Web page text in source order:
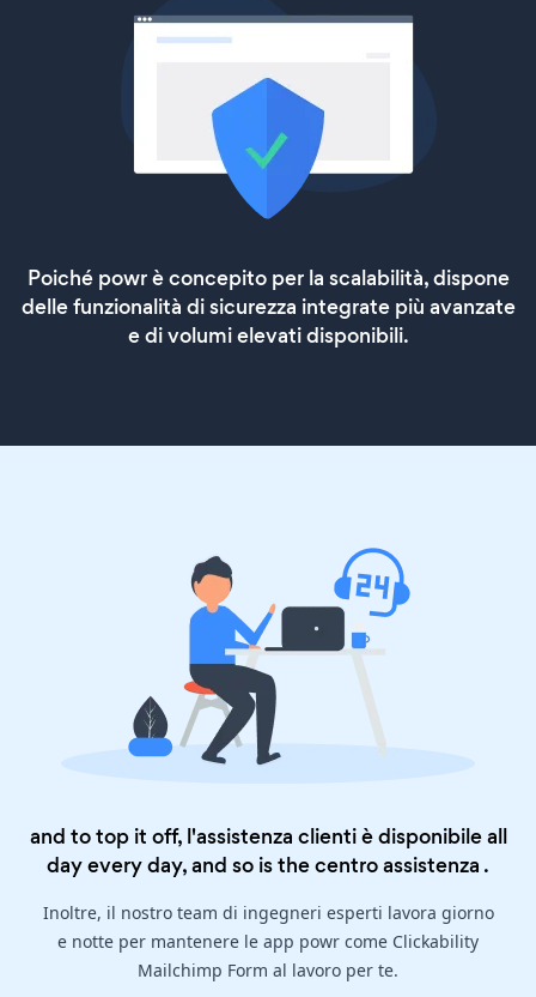
Poiché powr è concepito per la scalabilità, dispone
delle funzionalità di sicurezza integrate più avanzate
e di volumi elevati disponibili.
and to top it off, l'assistenza clienti è disponibile all
day every day, and so is thecentro assistenza .
Inoltre, il nostro team di ingegneri esperti lavora giorno
e notte per mantenere le app powr come Clickability
Mailchimp Form al lavoro per te.